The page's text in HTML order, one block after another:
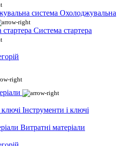
Охолоджувальна
Система стартера
Інструменти і ключі
Витратні матеріали